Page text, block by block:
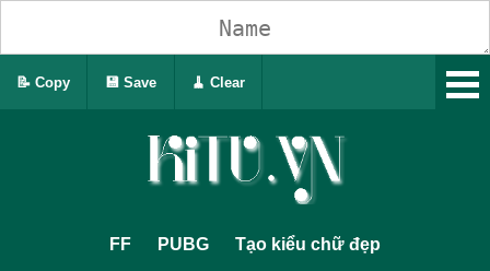
FF PUBG Tạo kiểu chữ đẹp
📝 Copy 💾 Save 🧹 Clear